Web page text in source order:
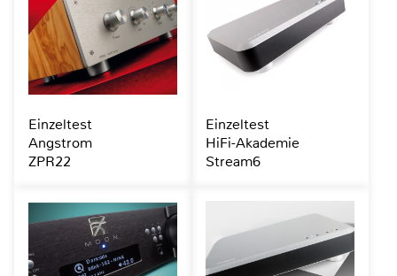
Einzeltest
Angstrom
ZPR22
Einzeltest
HiFi-Akademie
Stream6